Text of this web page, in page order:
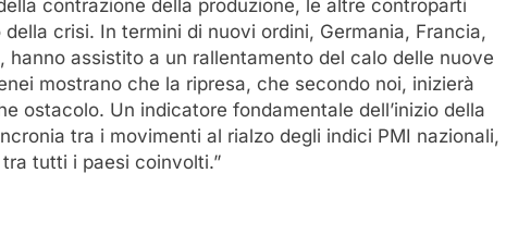
contrazione della produzione, le altre controparti
crisi. In termini di nuovi ordini, Germania, Francia,
assistito a un rallentamento del calo delle nuove
mostrano che la ripresa, che secondo noi, inizierà
ostacolo. Un indicatore fondamentale dell’inizio della
tra i movimenti al rialzo degli indici PMI nazionali,
tutti i paesi coinvolti.”